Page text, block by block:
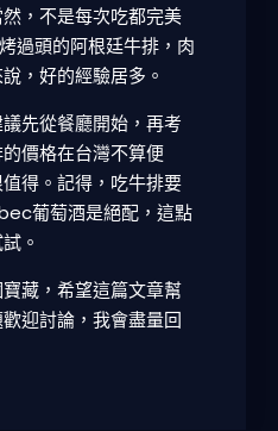
，不是每次吃都完美
過頭的阿根廷牛排，肉
，好的經驗居多。
先從餐廳開始，再考
價格在台灣不算便
得。記得，吃牛排要
葡萄酒是絕配，這點
。
藏，希望這篇文章幫
迎討論，我會盡量回